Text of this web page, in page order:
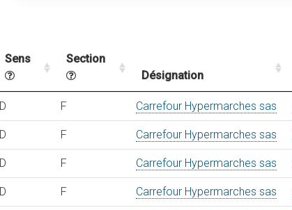
Sens
Section
Désignation
D F Carrefour Hypermarches sas
D F Carrefour Hypermarches sas
D F Carrefour Hypermarches sas
D F Carrefour Hypermarches sas